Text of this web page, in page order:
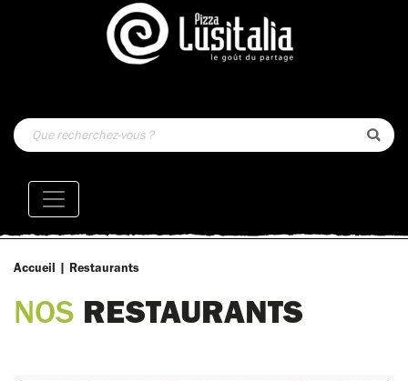
Accueil | Restaurants
NOS RESTAURANTS